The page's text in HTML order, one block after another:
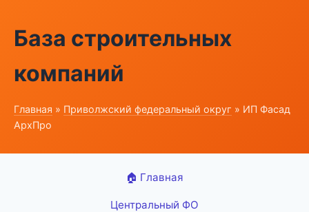
База строительных
компаний
Главная » Приволжский федеральный округ » ИП Фасад
АрхПро
🏠 Главная
Центральный ФО